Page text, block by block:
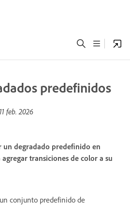
predefinidos
11 feb. 2026
un degradado predefinido en
transiciones de color a su
conjunto predefinido de